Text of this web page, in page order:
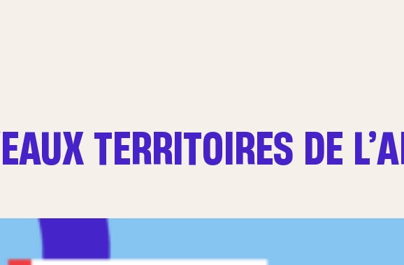
TERRITOIRES DE